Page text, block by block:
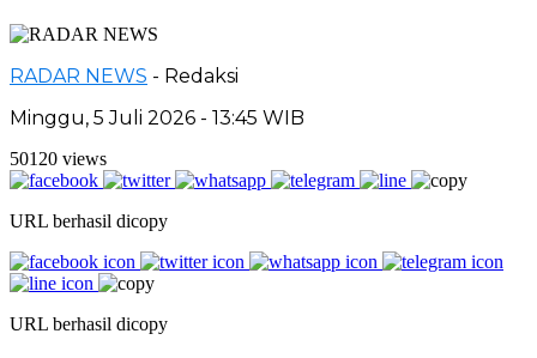
RADAR NEWS - Redaksi
Minggu, 5 Juli 2026 - 13:45 WIB
50120 views
URL berhasil dicopy
URL berhasil dicopy